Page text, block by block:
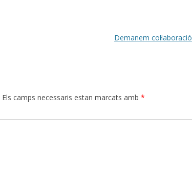
Demanem col·laboració
Els camps necessaris estan marcats amb *